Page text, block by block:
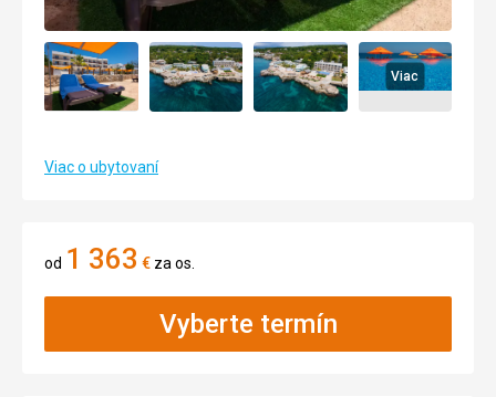
Viac
Viac o ubytovaní
od 1 363 € za os.
Vyberte termín